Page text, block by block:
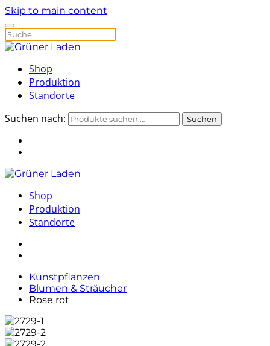
Skip to main content
Shop
Produktion
Standorte
Suchen nach:
Suchen
Shop
Produktion
Standorte
Kunstpflanzen
Blumen & Sträucher
Rose rot